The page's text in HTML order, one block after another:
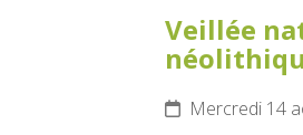
Veillée
Mercredi 14